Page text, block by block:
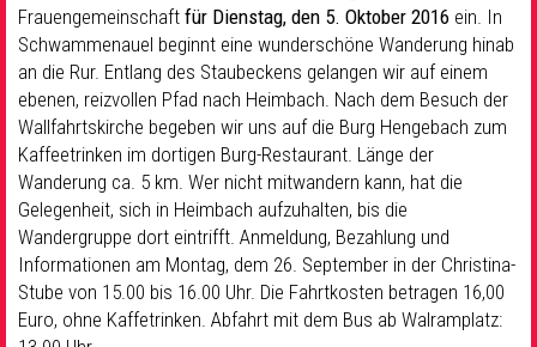
Musik& Kultur
Seelsorge & Kontakt
Frauengemeinschaft für Dienstag, den 5. Oktober 2016 ein. In
Schwammenauel beginnt eine wunderschöne Wanderung hinab
an die Rur. Entlang des Staubeckens gelangen wir auf einem
ebenen, reizvollen Pfad nach Heimbach. Nach dem Besuch der
Wallfahrtskirche begeben wir uns auf die Burg Hengebach zum
Kaffeetrinken im dortigen Burg-Restaurant. Länge der
Wanderung ca. 5 km. Wer nicht mitwandern kann, hat die
Gelegenheit, sich in Heimbach aufzuhalten, bis die
Wandergruppe dort eintrifft. Anmeldung, Bezahlung und
Informationen am Montag, dem 26. September in der Christina-
Stube von 15.00 bis 16.00 Uhr. Die Fahrtkosten betragen 16,00
Euro, ohne Kaffetrinken. Abfahrt mit dem Bus ab Walramplatz: